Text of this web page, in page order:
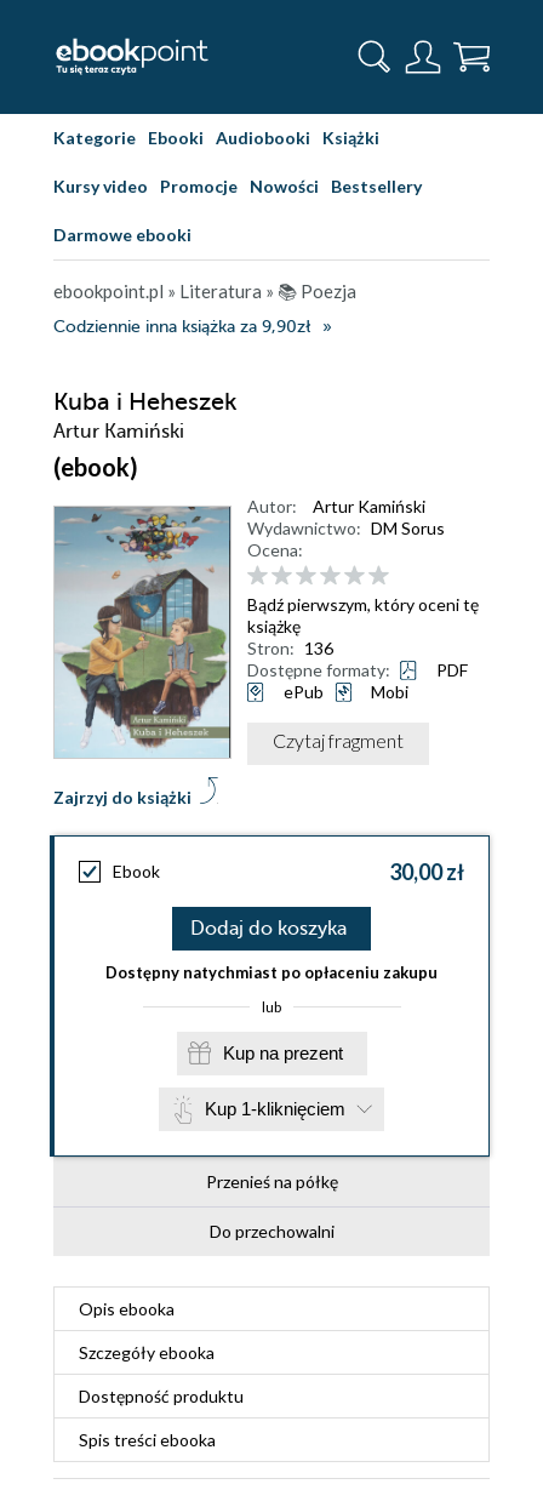
Kategorie Ebooki Audiobooki Książki
Kursy video Promocje Nowości Bestsellery
Darmowe ebooki
ebookpoint.pl » Literatura » 📚 Poezja
Codziennie inna książka za 9,90zł
Kuba i Heheszek
Artur Kamiński
(ebook)
Zajrzyj do książki
Autor:
Artur Kamiński
Wydawnictwo: DM Sorus
Ocena:
Bądź pierwszym, który oceni tę
książkę
Stron: 136
Dostępne formaty:
PDF
ePub
Mobi
Czytaj fragment
Ebook 30,00 zł
Dodaj do koszyka
Dostępny natychmiast po opłaceniu zakupu
lub
Kup na prezent
Kup 1-kliknięciem
Przenieś na półkę
Do przechowalni
Opis ebooka
Szczegółyebooka
Dostępność produktu
Spis treściebooka